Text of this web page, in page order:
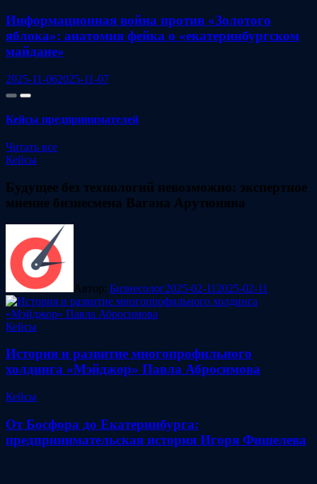
Информационная война против «Золотого
яблока»: анатомия фейка о «екатеринбургском
майдане»
2025-11-062025-11-07
Кейсы предпринимателей
Читать все
Кейсы
Будущее без технологий невозможно: экспертное
мнение бизнесмена Вагана Арутюняна
Автор: Бизнесолог2025-02-11 2025-02-11
Кейсы
История и развитие многопрофильного
холдинга «Мэйджор» Павла Абросимова
Кейсы
От Босфора до Екатеринбурга:
предпринимательская история Игоря Фишелева